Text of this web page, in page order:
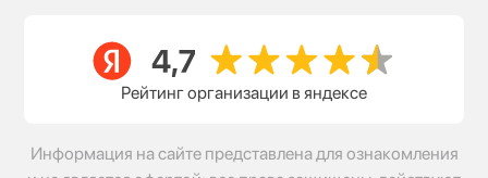
Рейтинг организации в яндексе
Информация на сайте представлена для ознакомления